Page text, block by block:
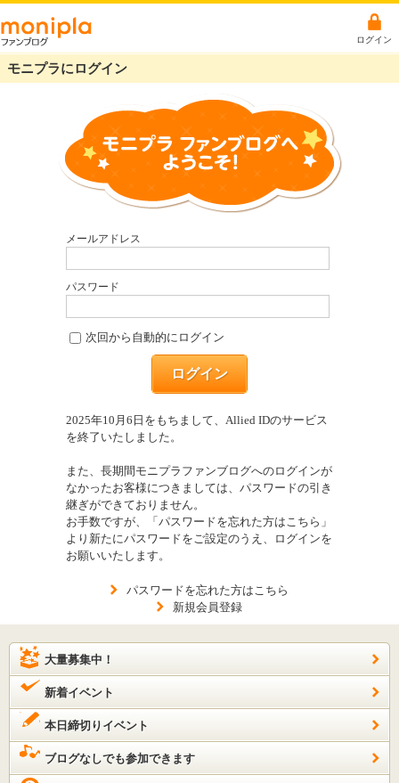
ログイン
モニプラにログイン
メールアドレス
パスワード
次回から自動的にログイン
ログイン
2025年10月6日をもちまして、Allied IDのサービス
を終了いたしました。
また、長期間モニプラファンブログへのログインが
なかったお客様につきましては、パスワードの引き
継ぎができておりません。
お手数ですが、「パスワードを忘れた方はこちら」
より新たにパスワードをご設定のうえ、ログインを
お願いいたします。
パスワードを忘れた方はこちら
新規会員登録
大量募集中！
新着イベント
本日締切りイベント
ブログなしでも参加できます